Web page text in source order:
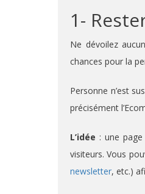
1-
Ne dévoilez
chances pour la
Personne n’est
précisément
L’idée : une
visiteurs. Vous
newsletter, etc.)